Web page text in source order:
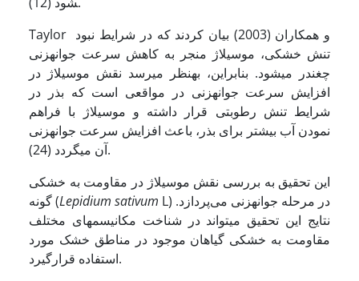
Taylor و همکاران (2003) بیان کردند که در شرایط نبود
تنش خشکی، موسیلاژ منجر به کاهش سرعت جوانه­زنی
چغندر می­شود. بنابراین، به­نظر می­رسد نقش موسیلاژ در
افزایش سرعت جوانه­زنی در مواقعی است که بذر در
شرایط تنش رطوبتی قرار داشته و موسیلاژ با فراهم
نمودن آب بیشتر برای بذر، باعث افزایش سرعت جوانه­زنی
آن می­گردد (24).
این تحقیق به بررسی نقش موسیلاژ در مقاومت به خشکی
گونه (Lepidium sativum L) در مرحله جوانه­زنی می‌پردازد.
نتایج این تحقیق می­تواند در شناخت مکانیسم­های مختلف
مقاومت به خشکی گیاهان موجود در مناطق خشک مورد
استفاده قرارگیرد.